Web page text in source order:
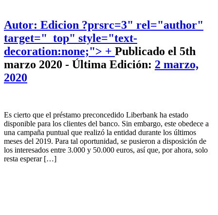
Autor: Edicion ?prsrc=3" rel="author"
target="_top" style="text-
decoration:none;"> + Publicado el 5th
marzo 2020 - Última Edición: 2 marzo,
2020
Es cierto que el préstamo preconcedido Liberbank ha estado
disponible para los clientes del banco. Sin embargo, este obedece a
una campaña puntual que realizó la entidad durante los últimos
meses del 2019. Para tal oportunidad, se pusieron a disposición de
los interesados entre 3.000 y 50.000 euros, así que, por ahora, solo
resta esperar […]